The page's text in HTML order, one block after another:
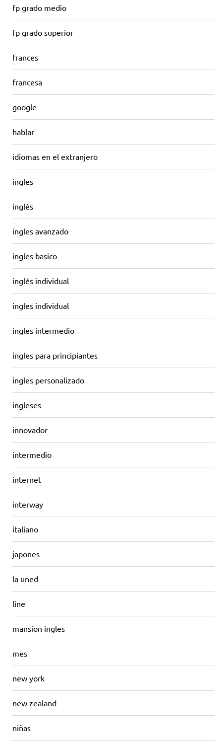
fp grado medio
fp grado superior
frances
francesa
google
hablar
idiomas en el extranjero
ingles
inglés
ingles avanzado
ingles basico
inglés individual
ingles individual
ingles intermedio
ingles para principiantes
ingles personalizado
ingleses
innovador
intermedio
internet
interway
italiano
japones
la uned
line
mansion ingles
mes
new york
new zealand
niñas